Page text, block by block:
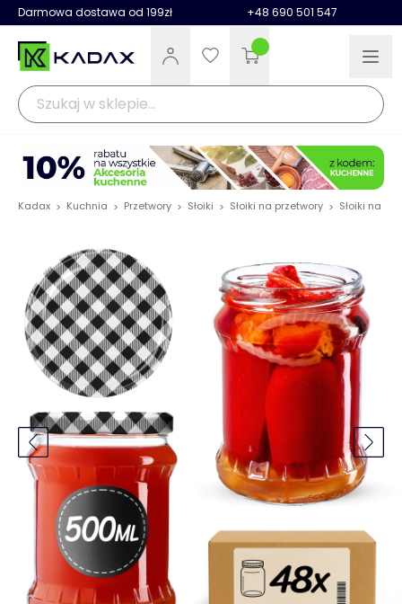
Darmowa dostawa od 199zł +48 690 501 547
Kadax > Kuchnia > Przetwory > Słoiki > Słoiki na przetwory > Słoiki na